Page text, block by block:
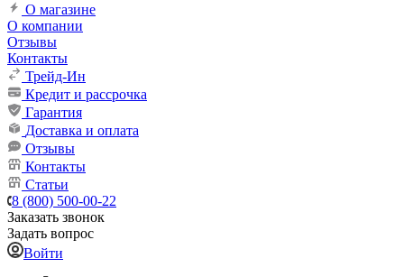
О магазине
О компании
Отзывы
Контакты
Трейд-Ин
Кредит и рассрочка
Гарантия
Доставка и оплата
Отзывы
Контакты
Статьи
8 (800) 500-00-22
Заказать звонок
Задать вопрос
Войти